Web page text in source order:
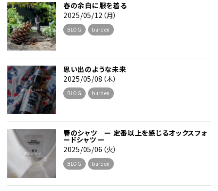
春の余白に服を着る
2025/05/12（月）
BLOG burden
思い出のような未来
2025/05/08（木）
BLOG burden
春のシャツ ー 定番以上を感じるオックスフォ
ードシャツ ー
2025/05/06（火）
BLOG burden